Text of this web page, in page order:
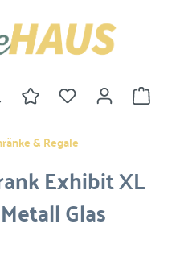
& Regale
Exhibit XL
Glas